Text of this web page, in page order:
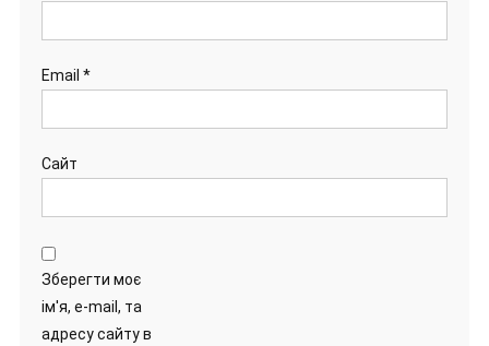
Email *
Сайт
Зберегти моє
ім'я, e-mail, та
адресу сайту в